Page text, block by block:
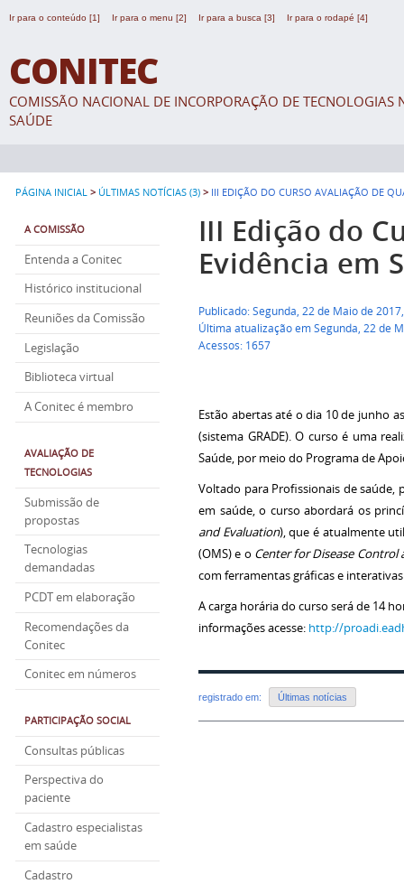
Ir para o conteúdo [1] Ir para o menu [2] Ir para a busca [3] Ir para o rodapé [4]
CONITEC
COMISSÃO NACIONAL DE INCORPORAÇÃO DE TECNOLOGIAS
SAÚDE
PÁGINA INICIAL > ÚLTIMAS NOTÍCIAS (3) > III EDIÇÃO DO CURSO AVALIAÇÃO DE
A COMISSÃO
Entenda a Conitec
Histórico institucional
Reuniões da Comissão
Legislação
Biblioteca virtual
A Conitec é membro
AVALIAÇÃO DE
TECNOLOGIAS
Submissão de
propostas
Tecnologias
demandadas
PCDT em elaboração
Recomendações da
Conitec
Conitec em números
PARTICIPAÇÃO SOCIAL
Consultas públicas
Perspectiva do
paciente
Cadastro especialistas
em saúde
Cadastro
III Edição do
Evidência em
Publicado: Segunda, 22 de Maio de
Última atualização em Segunda, 22 de
Acessos: 1657
Estão abertas até o dia 10 de junho
(sistema GRADE). O curso é uma
Saúde, por meio do Programa de
Voltado para Profissionais de saúde,
em saúde, o curso abordará os
and Evaluation), que é atualmente
(OMS) e o Center for Disease Control
com ferramentas gráficas e
A carga horária do curso será de 14
informações acesse: http://
registrado em: Últimas notícias